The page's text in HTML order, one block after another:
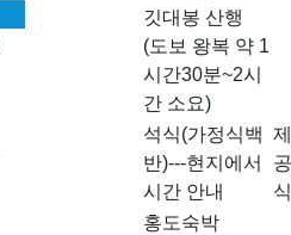
깃대봉 산행
(도보 왕복 약 1
시간30분~2시
간 소요)
석식(가정식백
반)---현지에서
시간 안내
제
공
식
홍도숙박